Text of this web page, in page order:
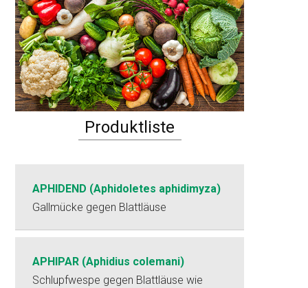
Produktliste
APHIDEND (Aphidoletes aphidimyza)
Gallmücke gegen Blattläuse
APHIPAR (Aphidius colemani)
Schlupfwespe gegen Blattläuse wie